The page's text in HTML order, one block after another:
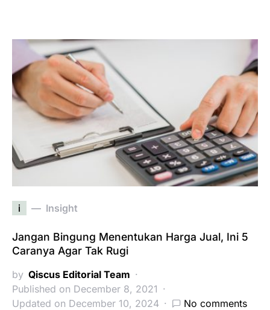
i Insight
Jangan Bingung Menentukan Harga Jual, Ini 5
Caranya Agar Tak Rugi
by Qiscus Editorial Team
Published on December 8, 2021
Updated on December 10, 2024
No comments